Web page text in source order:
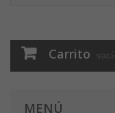
Carrito vacío
MENÚ